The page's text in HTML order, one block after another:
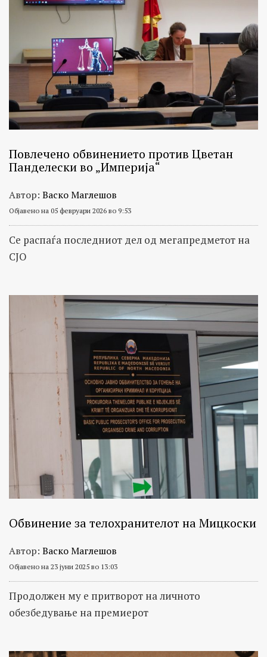
Повлечено обвинението против Цветан
Панделески во „Империја“
Автор: Васко Маглешов
Објавено на 05 февруари 2026 во 9:53
Се распаѓа последниот дел од мегапредметот на
СЈО
Обвинение за телохранителот на Мицкоски
Автор: Васко Маглешов
Објавено на 23 јуни 2025 во 13:03
Продолжен му е притворот на личното
обезбедување на премиерот